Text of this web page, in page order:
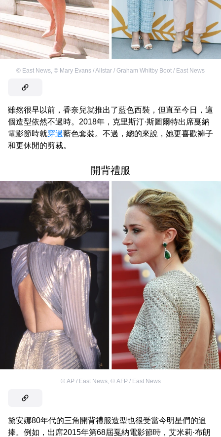
© East News, © Mary Evans / Allstar / Graham Whitby Boot / East News
雖然很早以前，香奈兒就推出了藍色西裝，但直至今日，這
個造型依然不過時。2018年，克里斯汀·斯圖爾特出席戛納
電影節時就穿過藍色套裝。不過，總的來說，她更喜歡褲子
和更休閒的剪裁。
開背禮服
© AP / East News, © AFP / East News
黛安娜80年代的三角開背禮服造型也很受當今明星們的追
捧。例如，出席2015年第68屆戛納電影節時，艾米莉·布朗